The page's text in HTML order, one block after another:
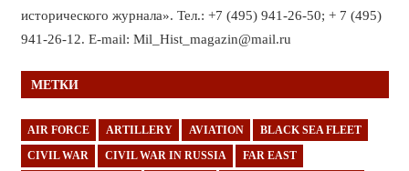
исторического журнала». Тел.: +7 (495) 941-26-50; + 7 (495)
941-26-12. E-mail: Mil_Hist_magazin@mail.ru
МЕТКИ
AIR FORCE ARTILLERY AVIATION BLACK SEA FLEET
CIVIL WAR CIVIL WAR IN RUSSIA FAR EAST